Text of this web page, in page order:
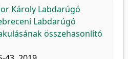
Károly Labdarúgó
Labdarúgó
összehasonlító